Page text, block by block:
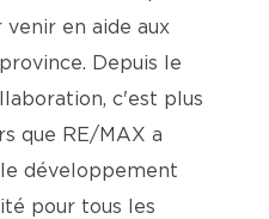
venir en aide aux
Depuis le
c'est plus
que RE/MAX a
développement
pour tous les